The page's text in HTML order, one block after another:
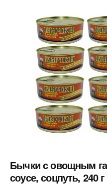
Бычки с овощным
соусе, соцпуть, 240